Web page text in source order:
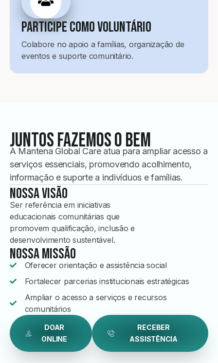
Participe Como Voluntário
Colabore no apoio a famílias, organização de
eventos e suporte comunitário.
Juntos fazemos o bem
A Mantena Global Care atua para ampliar acesso a
serviços essenciais, promovendo acolhimento,
informação e suporte a indivíduos e famílias.
NOSSA VISÃO
Ser referência em iniciativas
educacionais comunitárias que
promovem qualificação, inclusão e
desenvolvimento sustentável.
NOSSA MISSÃO
Oferecer orientação e assistência social
Fortalecer parcerias institucionais estratégicas
Ampliar o acesso a serviços e recursos
comunitários
DOAR
ONLINE
RECEBER
ASSISTÊNCIA